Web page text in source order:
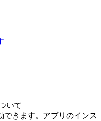
いて
できます。アプリのインス